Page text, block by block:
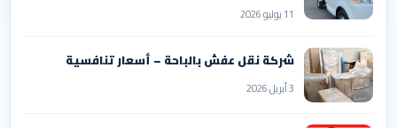
11 يوليو 2026
شركة نقل عفش بالباحة – أسعار تنافسية
3 أبريل 2026